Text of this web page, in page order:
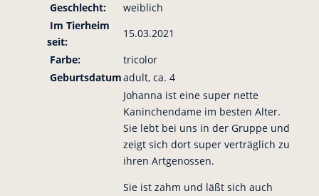
Geschlecht:
weiblich
Im Tierheim
seit:
15.03.2021
Farbe:
tricolor
Geburtsdatumadult, ca. 4
Johanna ist eine super nette
Kaninchendame im besten Alter.
Sie lebt bei uns in der Gruppe und
zeigt sich dort super verträglich zu
ihren Artgenossen.
Sie ist zahm und läßt sich auch